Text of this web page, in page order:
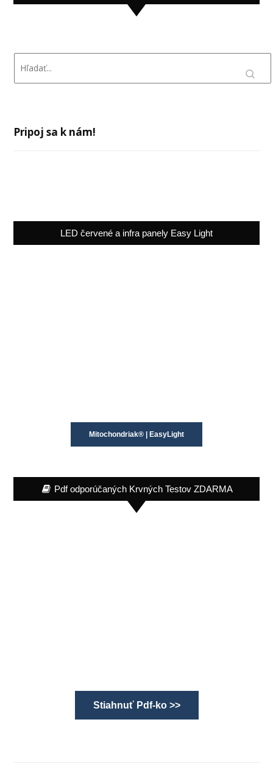
Pripoj sa k nám!
LED červené a infra panely Easy Light
Mitochondriak® | EasyLight
Pdf odporúčaných Krvných Testov ZDARMA
Stiahnuť Pdf-ko >>